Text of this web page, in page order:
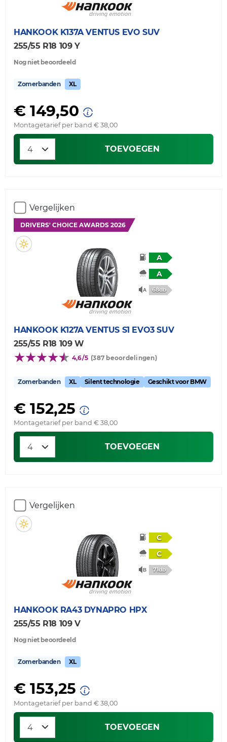
HANKOOK K137A VENTUS EVO SUV
255/55 R18 109 Y
Nog niet beoordeeld
Zomerbanden XL
€ 149,50
Montagetarief per band € 38,00
TOEVOEGEN
Vergelijken
DRIVERS' CHOICE AWARDS 2026
A
A
68db
HANKOOK K127A VENTUS S1 EVO3 SUV
255/55 R18 109 W
4,6/5 (387 beoordelingen)
Zomerbanden XL Silent technologie Geschikt voor BMW
€ 152,25
Montagetarief per band € 38,00
TOEVOEGEN
Vergelijken
C
C
71db
HANKOOK RA43 DYNAPRO HPX
255/55 R18 109 V
Nog niet beoordeeld
Zomerbanden XL
€ 153,25
Montagetarief per band € 38,00
TOEVOEGEN